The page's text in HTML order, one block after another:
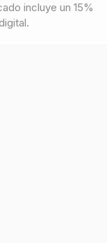
incluye un 15%